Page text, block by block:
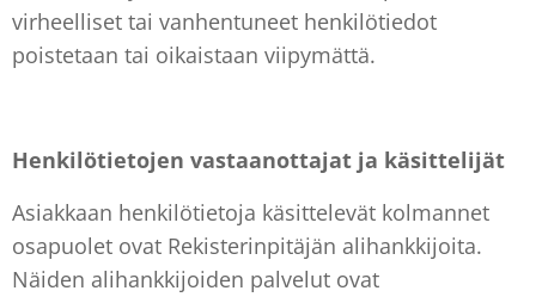
virheelliset tai vanhentuneet henkilötiedot
poistetaan tai oikaistaan viipymättä.
Henkilötietojen vastaanottajat ja käsittelijät
Asiakkaan henkilötietoja käsittelevät kolmannet
osapuolet ovat Rekisterinpitäjän alihankkijoita.
Näiden alihankkijoiden palvelut ovat